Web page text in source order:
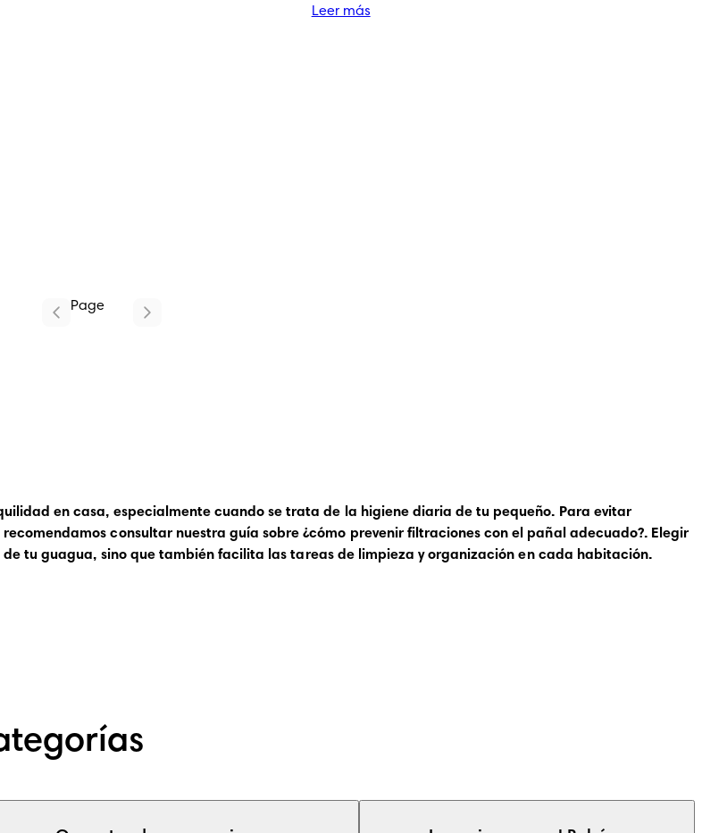
Leer más
Page
en casa, especialmente cuando se trata de la higiene diaria de tu pequeño. Para evitar
consultar nuestraguía sobre ¿cómo prevenir filtraciones con el pañal adecuado?. Elegir
tu guagua, sino que también facilita las tareas de limpieza y organización en cada habitación.